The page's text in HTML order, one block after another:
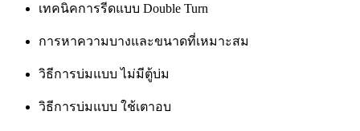
เทคนิคการรีดแบบ Double Turn
การหาความบางและขนาดที่เหมาะสม
วิธีการบ่มแบบ ไม่มีตู้บ่ม
วิธีการบ่มแบบ ใช้เตาอบ